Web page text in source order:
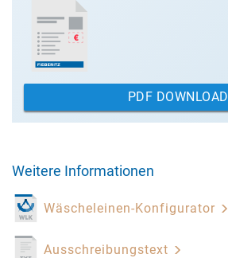
PDF DOWNLOAD
Weitere Informationen
Wäscheleinen-Konfigurator
Ausschreibungstext